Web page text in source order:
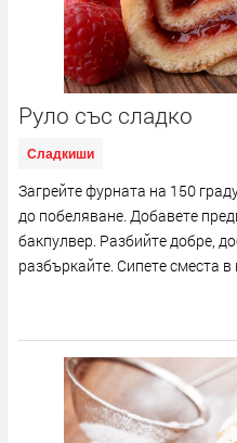
Руло със сладко
Сладкиши
Загрейте фурната на 150
до побеляване. Добавете
бакпулвер. Разбийте добре,
разбъркайте. Сипете сместа в